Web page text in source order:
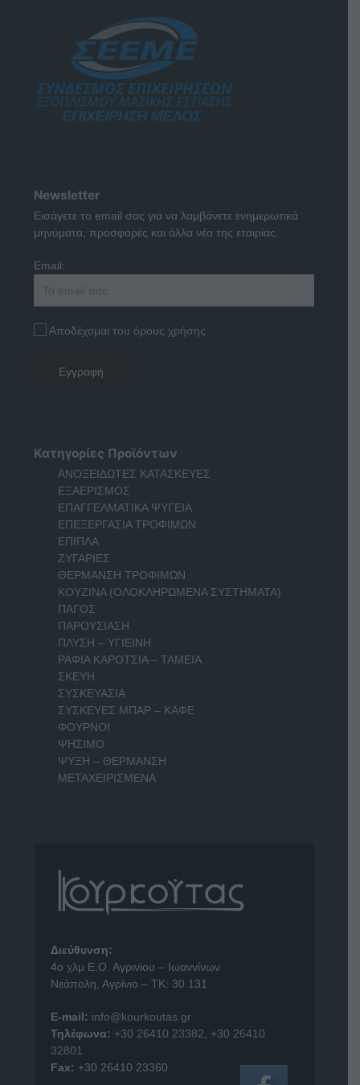
Newsletter
Εισάγετε το email σας για να λαμβάνετε ενημερωτικά
μηνύματα, προσφορές και άλλα νέα της εταιρίας.
Email:
Αποδέχομαι του όρους χρήσης
Κατηγορίες Προϊόντων
ΑΝΟΞΕΙΔΩΤΕΣ ΚΑΤΑΣΚΕΥΕΣ
ΕΞΑΕΡΙΣΜΟΣ
ΕΠΑΓΓΕΛΜΑΤΙΚΑ ΨΥΓΕΙΑ
ΕΠΕΞΕΡΓΑΣΙΑ ΤΡΟΦΙΜΩΝ
ΕΠΙΠΛΑ
ΖΥΓΑΡΙΕΣ
ΘΕΡΜΑΝΣΗ ΤΡΟΦΙΜΩΝ
ΚΟΥΖΙΝΑ (ΟΛΟΚΛΗΡΩΜΕΝΑ ΣΥΣΤΗΜΑΤΑ)
ΠΑΓΟΣ
ΠΑΡΟΥΣΙΑΣΗ
ΠΛΥΣΗ – ΥΓΙΕΙΝΗ
ΡΑΦΙΑ ΚΑΡΟΤΣΙΑ – ΤΑΜΕΙΑ
ΣΚΕΥΗ
ΣΥΣΚΕΥΑΣΙΑ
ΣΥΣΚΕΥΕΣ ΜΠΑΡ – ΚΑΦΕ
ΦΟΥΡΝΟΙ
ΨΗΣΙΜΟ
ΨΥΞΗ – ΘΕΡΜΑΝΣΗ
ΜΕΤΑΧΕΙΡΙΣΜΕΝΑ
Διεύθυνση:
4o χλμ Ε.Ο. Αγρινίου – Ιωαννίνων
Νεάπολη, Αγρίνιο – ΤΚ: 30 131
E-mail: info@kourkoutas.gr
Τηλέφωνα: +30 26410 23382
+30 26410
32801
Fax: +30 26410 23360